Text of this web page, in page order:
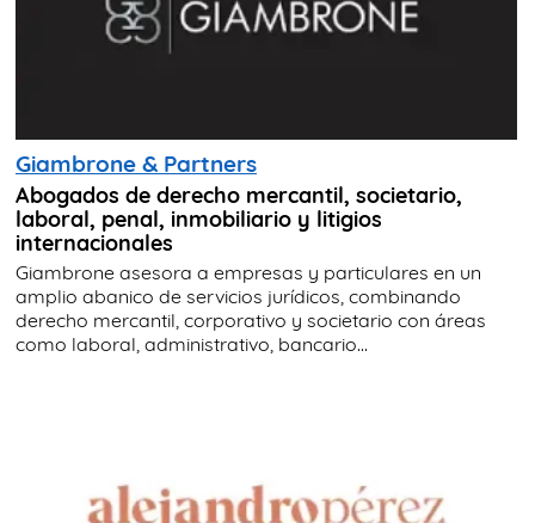
Giambrone & Partners
Abogados de derecho mercantil, societario,
laboral, penal, inmobiliario y litigios
internacionales
Giambrone asesora a empresas y particulares en un
amplio abanico de servicios jurídicos, combinando
derecho mercantil, corporativo y societario con áreas
como laboral, administrativo, bancario...